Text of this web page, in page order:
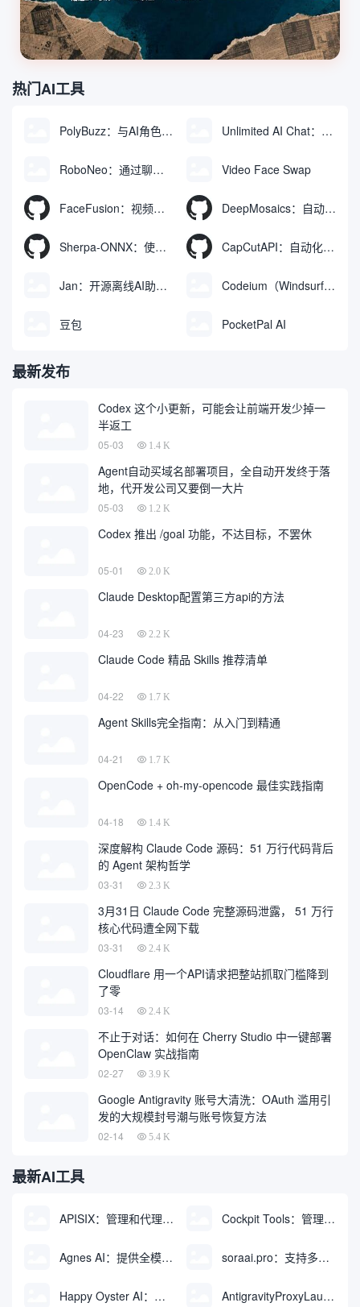
热门AI工具
PolyBuzz：与AI角色互动的免费聊天与角色扮演平台 Unlimited AI Chat：免费无限制的AI聊天工具
RoboNeo：通过聊天生成和编辑视频与图像的AI工具 Video Face Swap
FaceFusion：视频换脸增强工具|语音同步视频嘴型动作 DeepMosaics：自动去除图像和视频中的马赛克，或向其添加马赛克
Sherpa-ONNX：使用ONNXRuntime实现离线语音识别和合成 CapCutAPI：自动化控制CapCut视频剪辑的开源工具
Jan：开源离线AI助手，ChatGPT 替代品，运行本地AI模型或连接云端AI Codeium（Windsurf Editor）：免费的AI代码补全与聊天工具，Windsurf以对话方式编写完整项目代码
豆包 PocketPal AI
最新发布
Codex 这个小更新，可能会让前端开发少掉一
半返工
05-03 1.4 K
Agent自动买域名部署项目，全自动开发终于落
地，代开发公司又要倒一大片
05-03 1.2 K
Codex 推出 /goal 功能，不达目标，不罢休
05-01 2.0 K
Claude Desktop配置第三方api的方法
04-23 2.2 K
Claude Code 精品 Skills 推荐清单
04-22 1.7 K
Agent Skills完全指南：从入门到精通
04-21 1.7 K
OpenCode + oh-my-opencode 最佳实践指南
04-18 1.4 K
深度解构 Claude Code 源码：51 万行代码背后
的 Agent 架构哲学
03-31 2.3 K
3月31日 Claude Code 完整源码泄露， 51 万行
核心代码遭全网下载
03-31 2.4 K
Cloudflare 用一个API请求把整站抓取门槛降到
了零
03-14 2.4 K
不止于对话：如何在 Cherry Studio 中一键部署
OpenClaw 实战指南
02-27 3.9 K
Google Antigravity 账号大清洗：OAuth 滥用引
发的大规模封号潮与账号恢复方法
02-14 5.4 K
最新AI工具
APISIX：管理和代理API及大模型流量的高性能网关 Cockpit Tools：管理多个AI编程IDE账号与配置多开独立实例的本地桌面应用
Agnes AI：提供全模态模型免费API、支持图文视频生成与复杂工程执行的智能体平台 soraai.pro：支持多模型文字转视频和图像生成的在线创作工具
Happy Oyster AI：生成可交互式3D虚拟世界与视频的大模型 AntigravityProxyLauncher：免TUN全局代理使用Antigravity IDE